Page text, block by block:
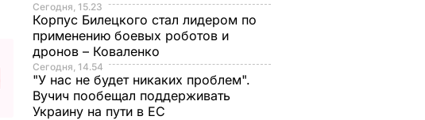
Сегодня, 15.23
Корпус Билецкого стал лидером по
применению боевых роботов и
дронов – Коваленко
Сегодня, 14.54
"У нас не будет никаких проблем".
Вучич пообещал поддерживать
Украину на пути в ЕС